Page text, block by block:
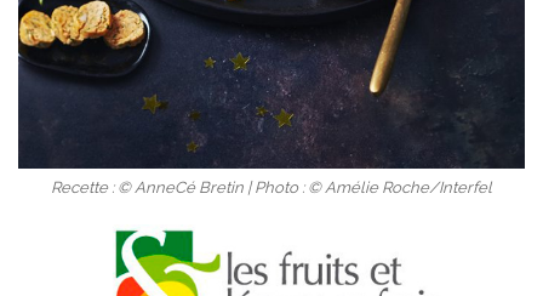
Recette : © AnneCé Bretin | Photo : © Amélie Roche/Interfel